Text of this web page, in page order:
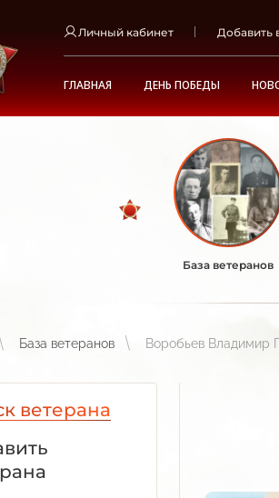
Личный кабинет Добавить
ГЛАВНАЯ ДЕНЬ ПОБЕДЫ
База ветеранов
База ветеранов Воробьев Владимир
ветерана